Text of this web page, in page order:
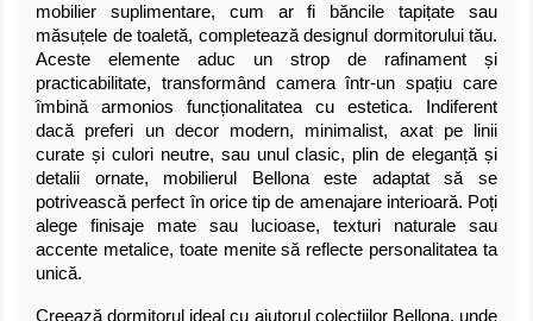
mobilier suplimentare, cum ar fi băncile tapițate sau
măsuțele de toaletă, completează designul dormitorului tău.
Aceste elemente aduc un strop de rafinament și
practicabilitate, transformând camera într-un spațiu care
îmbină armonios funcționalitatea cu estetica. Indiferent
dacă preferi un decor modern, minimalist, axat pe linii
curate și culori neutre, sau unul clasic, plin de eleganță și
detalii ornate, mobilierul Bellona este adaptat să se
potrivească perfect în orice tip de amenajare interioară. Poți
alege finisaje mate sau lucioase, texturi naturale sau
accente metalice, toate menite să reflecte personalitatea ta
unică.
Creează dormitorul ideal cu ajutorul colecțiilor Bellona, unde